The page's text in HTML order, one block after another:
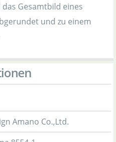
Gesamtbild eines
und zu einem
Amano Co.,Ltd.